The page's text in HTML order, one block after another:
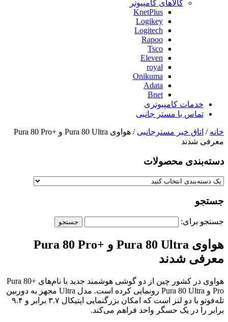
کالاهای کامپیوتر
KnetPlus
Logikey
Logitech
Rapoo
Tsco
Eleven
royal
Onikuma
Adata
Bnet
خدمات کامپیوتری
تماس با مستر جانبی
خانه / اتاق خبر مسترجانبی
/ هواوی Pura 80 Ultra و +Pura 80 Pro
معرفی شدند
دسته‌بندی‌ محصولات
جستجو
جستجو برای:
هواوی Pura 80 Ultra و +Pura 80 Pro
معرفی شدند
هواوی در کشور چین از دو گوشی هوشمند جدید با نام‌های +Pura 80
Pro و Pura 80 Ultra رونمایی کرده است. مدل Ultra مجهز به دوربین
تله‌فوتو با دو لنز است که امکان بزرگنمایی اپتیکال ۳.۷ برابر و ۹.۴
برابر را در یک حسگر واحد فراهم می‌کند.